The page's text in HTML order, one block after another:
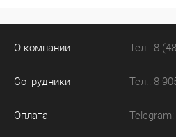
О компании
Сотрудники
Оплата
Тел.: 8
Тел.: 8